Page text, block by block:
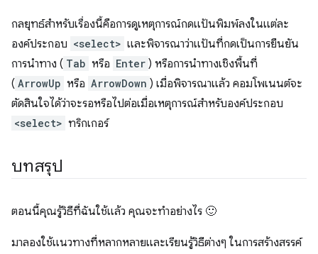
กลยุทธ์สำหรับเรื่องนี้คือการดูเหตุการณ์กดแป้นพิมพ์ลงในแต่ละ
องค์ประกอบ <select> และพิจารณาว่าแป้นที่กดเป็นการยืนยัน
การนำทาง ( Tab หรือ Enter ) หรือการนำทางเชิงพื้นที่
( ArrowUp หรือ ArrowDown ) เมื่อพิจารณาแล้ว คอมโพเนนต์จะ
ตัดสินใจได้ว่าจะรอหรือไปต่อเมื่อเหตุการณ์สำหรับองค์ประกอบ
<select> ทริกเกอร์
บทสรุป
ตอนนี้คุณรู้วิธีที่ฉันใช้แล้ว คุณจะทำอย่างไร 🙂
มาลองใช้แนวทางที่หลากหลายและเรียนรู้วิธีต่างๆ ในการสร้างสรรค์